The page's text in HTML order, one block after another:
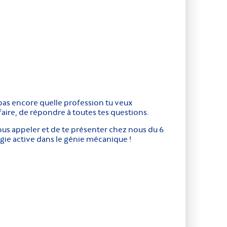
encore quelle profession tu veux
de répondre à toutes tes questions.
appeler et de te présenter chez nous du 6
active dans le génie mécanique !